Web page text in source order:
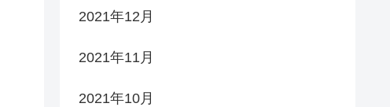
2021年12月
2021年11月
2021年10月